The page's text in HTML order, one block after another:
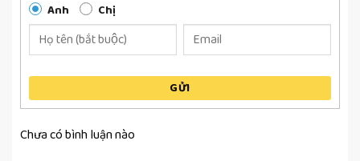
Anh Chị
GỬI
Chưa có bình luận nào